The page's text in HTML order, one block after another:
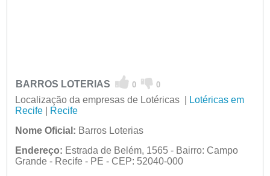
BARROS LOTERIAS 0 0
Localização da empresas de Lotéricas |
Lotéricas em
Recife|
Recife
Nome Oficial: Barros Loterias
Endereço: Estrada de Belém, 1565 - Bairro: Campo
Grande - Recife - PE - CEP: 52040-000